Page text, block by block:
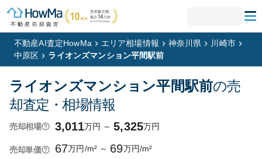
不動産AI査定HowMa エリア相場情報 神奈川県
川崎市
中原区
ライオンズマンション平間駅前
ライオンズマンション平間駅前の売
却査定・相場情報
売却相場 3,011万円 ～ 5,325万円
売却単価 67万円/m² ～ 69万円/m²